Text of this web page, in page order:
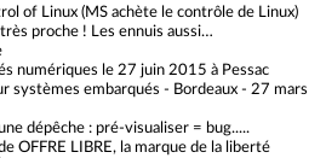
of Linux (MS achète le contrôle de Linux)
très proche ! Les ennuis aussi…
numériques le 27 juin 2015 à Pessac
systèmes embarqués - Bordeaux - 27 mars
dépêche : pré-visualiser = bug.....
OFFRE LIBRE, la marque de la liberté